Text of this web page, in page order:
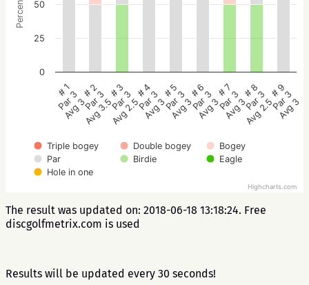
Triple bogey Double bogey
Bogey
Par
Birdie
Eagle
Hole in one
# 1
Par 3
Avg 3
# 2
Par 3
Avg 3.5
# 3
Par 3
Avg 2.5
# 4
Par 3
Avg 3
# 5
Par 3
Avg 3
# 6
Par 3
Avg 3
# 7
Par 3
Avg 3
# 8
Par 3
Avg 2.5
# 9
Par 3
Avg 3
0
25
50
Highcharts.com
The result was updated on: 2018-06-18 13:18:24. Free
discgolfmetrix.com is used
Results will be updated every 30 seconds!